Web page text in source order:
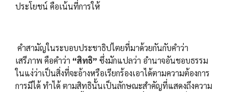
ประโยชน์ คือเน้นที่การให้
คำสามัญในระบอบประชาธิปไตยที่มาด้วยกันกับคำว่า
เสรีภาพ คือคำว่า “สิทธิ” ซึ่งมักแปลว่า อำนาจอันชอบธรรม
ในแง่ว่าเป็นสิ่งที่จะอ้างหรือเรียกร้องเอาได้ตามความต้องการ
การมีได้ ทำได้ ตามสิทธินั้นเป็นลักษณะสำคัญที่แสดงถึงความ